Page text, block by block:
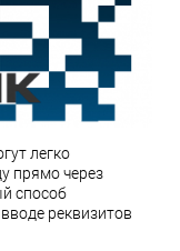
легко
прямо через
способ
реквизитов